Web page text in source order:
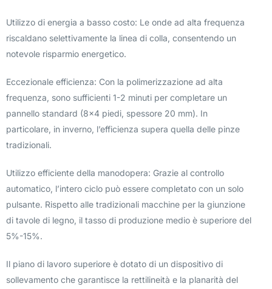
Utilizzo di energia a basso costo: Le onde ad alta frequenza
riscaldano selettivamente la linea di colla, consentendo un
notevole risparmio energetico.
Eccezionale efficienza: Con la polimerizzazione ad alta
frequenza, sono sufficienti 1-2 minuti per completare un
pannello standard (8×4 piedi, spessore 20 mm). In
particolare, in inverno, l’efficienza supera quella delle pinze
tradizionali.
Utilizzo efficiente della manodopera: Grazie al controllo
automatico, l’intero ciclo può essere completato con un solo
pulsante. Rispetto alle tradizionali macchine per la giunzione
di tavole di legno, il tasso di produzione medio è superiore del
5%-15%.
Il piano di lavoro superiore è dotato di un dispositivo di
sollevamento che garantisce la rettilineità e la planarità del